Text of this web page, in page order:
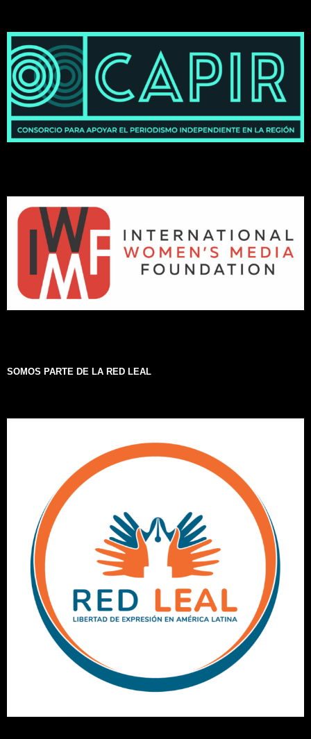
SOMOS PARTE DE LA RED LEAL